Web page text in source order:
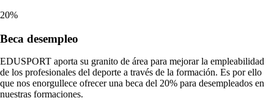
20%
Beca desempleo
EDUSPORT aporta su granito de área para mejorar la empleabilidad
de los profesionales del deporte a través de la formación. Es por ello
que nos enorgullece ofrecer una beca del 20% para desempleados en
nuestras formaciones.